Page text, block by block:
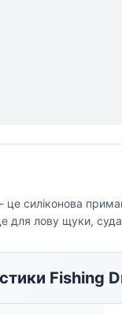
- це силіконова
для лову щуки,
Fishing